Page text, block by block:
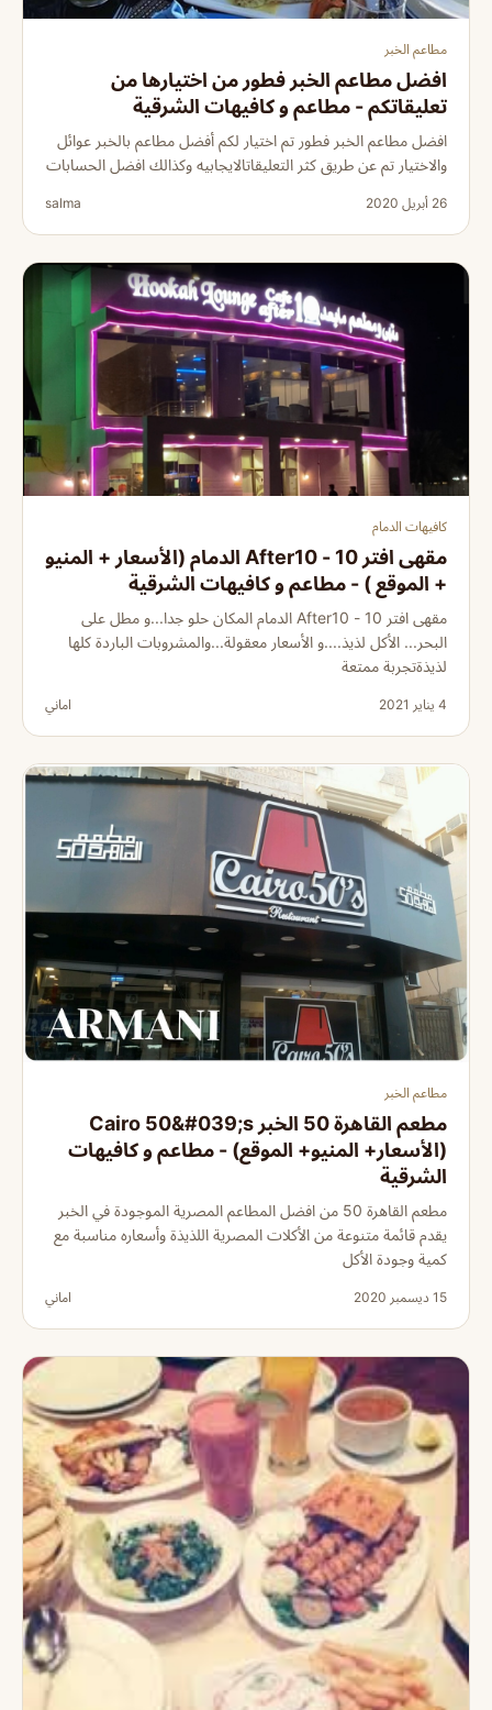
مطاعم الخبر
افضل مطاعم الخبر فطور من اختيارها من
تعليقاتكم - مطاعم و كافيهات الشرقية
افضل مطاعم الخبر فطور تم اختيار لكم أفضل مطاعم بالخبر عوائل
والاختيار تم عن طريق كثر التعليقاتالايجابيه وكذالك افضل الحسابات
26 أبريل 2020 salma
كافيهات الدمام
مقهى افتر 10 - After10 الدمام (الأسعار + المنيو
+ الموقع ) - مطاعم و كافيهات الشرقية
مقهى افتر 10 - After10 الدمام المكان حلو جدا...و مطل على
البحر... الأكل لذيذ....و الأسعار معقولة...والمشروبات الباردة كلها
لذيذةتجربة ممتعة
4 يناير 2021 اماني
مطاعم الخبر
مطعم القاهرة 50 الخبر Cairo 50&#039;s
(الأسعار+ المنيو+ الموقع) - مطاعم و كافيهات
الشرقية
مطعم القاهرة 50 من افضل المطاعم المصرية الموجودة في الخبر
يقدم قائمة متنوعة من الأكلات المصرية اللذيذة وأسعاره مناسبة مع
كمية وجودة الأكل
15 ديسمبر 2020 اماني